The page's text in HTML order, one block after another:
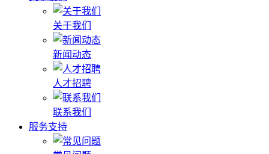
关于我们
新闻动态
人才招聘
联系我们
服务支持